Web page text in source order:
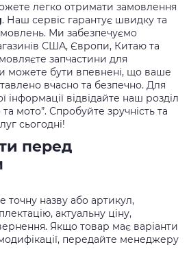
легко отримати замовлення
. Наш сервіс гарантує швидку та
Ми забезпечуємо
США, Європи, Китаю та
запчастини для
можете бути впевнені, що ваше
вчасно та безпечно. Для
інформації відвідайте наш розділ
мото”. Спробуйте зручність та
сьогодні!
перед
точну назву або артикул,
актуальну ціну,
Якщо товар має варіанти
передайте менеджеру